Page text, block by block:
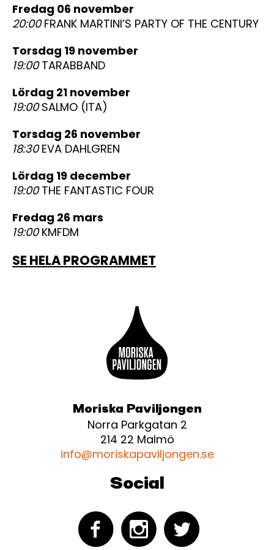
fredag 06 november
20:00FRANK MARTINI’S PARTY OF THE CENTURY
torsdag 19 november
19:00TARABBAND
lördag 21 november
19:00SALMO (ITA)
torsdag 26 november
18:30EVA DAHLGREN
lördag 19 december
19:00THE FANTASTIC FOUR
fredag 26 mars
19:00KMFDM
SE HELA PROGRAMMET
Moriska Paviljongen
Norra Parkgatan 2
214 22 Malmö
info@moriskapaviljongen.se
Social